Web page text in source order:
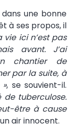
une bonne
à ses propos, il
vie ici n’est pas
avant. J’ai
chantier de
par la suite, à
, se souvient-il.
de tuberculose.
être à cause
air innocent.